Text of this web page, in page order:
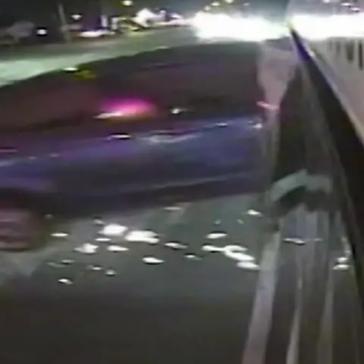
Nachrichten